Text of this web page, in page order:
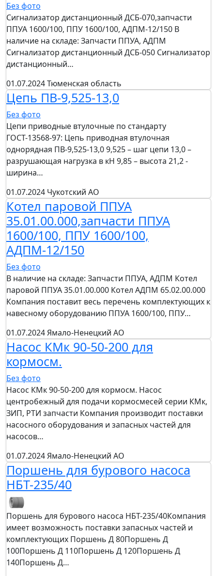
Без фото
Сигнализатор дистанционный ДСБ-070,запчасти
ППУА 1600/100, ППУ 1600/100, АДПМ-12/150 В
наличие на складе: Запчасти ППУА, АДПМ
Сигнализатор дистанционный ДСБ-050 Сигнализатор
дистанционный…
01.07.2024Тюменская область
Цепь ПВ-9,525-13,0
Без фото
Цепи приводные втулочные по стандарту
ГОСТ-13568-97: Цепь приводная втулочная
однорядная ПВ-9,525-13,0 9,525 – шаг цепи 13,0 –
разрушающая нагрузка в кН 9,85 – высота 21,2 -
ширина…
01.07.2024 Чукотский АО
Котел паровой ППУА
35.01.00.000,запчасти ППУА
1600/100, ППУ 1600/100,
АДПМ-12/150
Без фото
В наличие на складе: Запчасти ППУА, АДПМ Котел
паровой ППУА 35.01.00.000 Котел АДПМ 65.02.00.000
Компания поставит весь перечень комплектующих к
навесному оборудованию ППУА 1600/100, ППУ…
01.07.2024Ямало-Ненецкий АО
Насос КМк 90-50-200 для
кормосм.
Без фото
Насос КМк 90-50-200 для кормосм. Насос
центробежный для подачи кормосмесей серии КМк,
ЗИП, РТИ запчасти Компания производит поставки
насосного оборудования и запасных частей для
насосов…
01.07.2024Ямало-Ненецкий АО
Поршень для бурового насоса
НБТ-235/40
Поршень для бурового насоса НБТ-235/40Компания
имеет возможность поставки запасных частей и
комплектующих Поршень Д 80Поршень Д
100Поршень Д 110Поршень Д 120Поршень Д
140Поршень Д…